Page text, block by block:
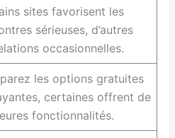
sites favorisent les
sérieuses, d’autres
occasionnelles.
les options gratuites
certaines offrent de
fonctionnalités.